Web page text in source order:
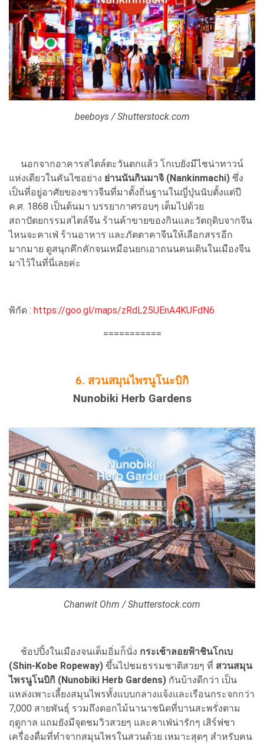
beeboys / Shutterstock.com
นอกจากอาคารสไตล์ตะวันตกแล้ว โกเบยังมีไชน่าทาวน์
แห่งเดียวในคันไซอย่าง ย่านนันกินมาจิ (Nankinmachi) ซึ่ง
เป็นที่อยู่อาศัยของชาวจีนที่มาตั้งถิ่นฐานในญี่ปุ่นนับตั้งแต่ปี
ค.ศ. 1868 เป็นต้นมา บรรยากาศรอบๆ เต็มไปด้วย
สถาปัตยกรรมสไตล์จีน ร้านค้าขายของกินและวัตถุดิบจากจีน
ไหนจะคาเฟ่ ร้านอาหาร และภัตตาคาจีนให้เลือกสรรอีก
มากมาย ดูสนุกคึกคักจนเหมือนยกเอาถนนคนเดินในเมืองจีน
มาไว้ในที่นี่เลยค่ะ
พิกัด : https://goo.gl/maps/zRdL25UEnA4KUFdN6
===========
6. สวนสมุนไพรนูโนะบิกิ
Nunobiki Herb Gardens
Chanwit Ohm / Shutterstock.com
ช้อปปิ้งในเมืองจนเต็มอิ่มก็นั่ง กระเช้าลอยฟ้าชินโกเบ
(Shin-Kobe Ropeway) ขึ้นไปชมธรรมชาติสวยๆ ที่ สวนสมุน
ไพรนูโนบิกิ (Nunobiki Herb Gardens) กันบ้างดีกว่า เป็น
แหล่งเพาะเลี้ยงสมุนไพรทั้งแบบกลางแจ้งและเรือนกระจกกว่า
7,000 สายพันธุ์ รวมถึงดอกไม้นานาชนิดที่บานสะพรั่งตาม
ฤดูกาล แถมยังมีจุดชมวิวสวยๆ และคาเฟ่น่ารักๆ เสิร์ฟชา
เครื่องดื่มที่ทำจากสมุนไพรในสวนด้วย เหมาะสุดๆ สำหรับคน